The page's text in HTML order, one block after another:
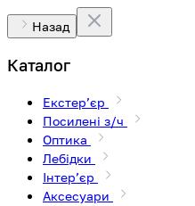
Назад
Каталог
Екстерʼєр
Посилені з/ч
Оптика
Лебідки
Інтерʼєр
Аксесуари